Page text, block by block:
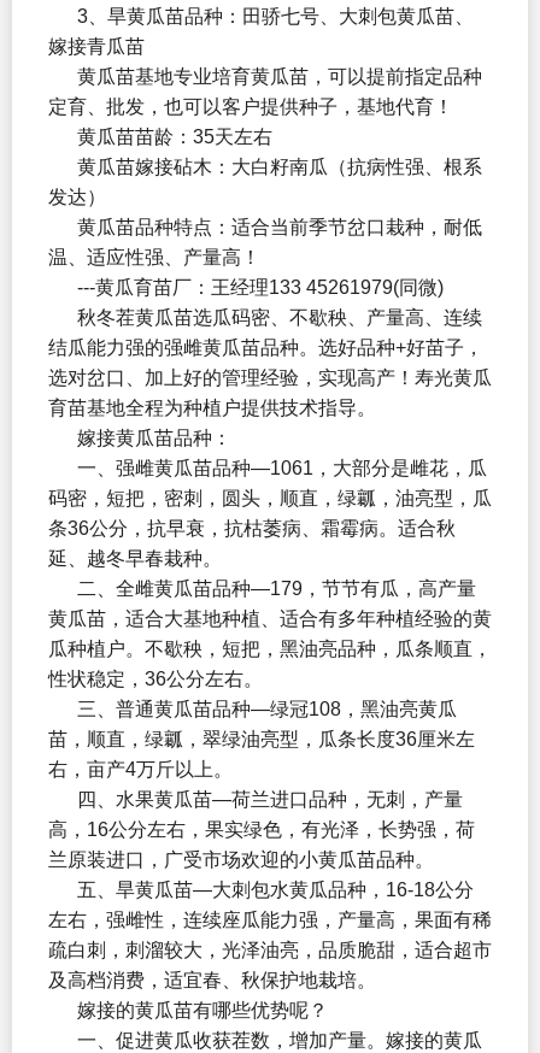
3、旱黄瓜苗品种：田骄七号、大刺包黄瓜苗、
嫁接青瓜苗
黄瓜苗基地专业培育黄瓜苗，可以提前指定品种
定育、批发，也可以客户提供种子，基地代育！
黄瓜苗苗龄：35天左右
黄瓜苗嫁接砧木：大白籽南瓜（抗病性强、根系
发达）
黄瓜苗品种特点：适合当前季节岔口栽种，耐低
温、适应性强、产量高！
---黄瓜育苗厂：王经理133 45261979(同微)
秋冬茬黄瓜苗选瓜码密、不歇秧、产量高、连续
结瓜能力强的强雌黄瓜苗品种。选好品种+好苗子，
选对岔口、加上好的管理经验，实现高产！寿光黄瓜
育苗基地全程为种植户提供技术指导。
嫁接黄瓜苗品种：
一、强雌黄瓜苗品种—1061，大部分是雌花，瓜
码密，短把，密刺，圆头，顺直，绿瓤，油亮型，瓜
条36公分，抗早衰，抗枯萎病、霜霉病。适合秋
延、越冬早春栽种。
二、全雌黄瓜苗品种—179，节节有瓜，高产量
黄瓜苗，适合大基地种植、适合有多年种植经验的黄
瓜种植户。不歇秧，短把，黑油亮品种，瓜条顺直，
性状稳定，36公分左右。
三、普通黄瓜苗品种—绿冠108，黑油亮黄瓜
苗，顺直，绿瓤，翠绿油亮型，瓜条长度36厘米左
右，亩产4万斤以上。
四、水果黄瓜苗—荷兰进口品种，无刺，产量
高，16公分左右，果实绿色，有光泽，长势强，荷
兰原装进口，广受市场欢迎的小黄瓜苗品种。
五、旱黄瓜苗—大刺包水黄瓜品种，16-18公分
左右，强雌性，连续座瓜能力强，产量高，果面有稀
疏白刺，刺溜较大，光泽油亮，品质脆甜，适合超市
及高档消费，适宜春、秋保护地栽培。
嫁接的黄瓜苗有哪些优势呢？
一、促进黄瓜收获茬数，增加产量。嫁接的黄瓜